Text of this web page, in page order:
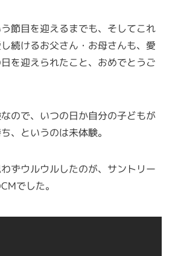
節目を迎えるまでも、そしてこれ
続けるお父さん・お母さんも、愛
を迎えられたこと、おめでとうご
ので、いつの日か自分の子どもが
、というのは未体験。
ずウルウルしたのが、サントリー
でした。